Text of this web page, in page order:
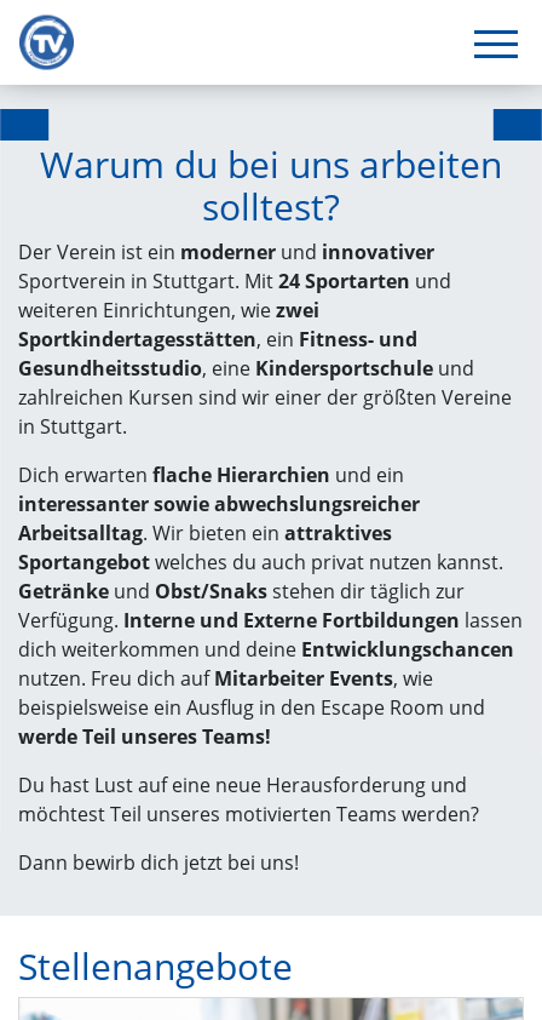
Warum du bei uns arbeiten
solltest?
Der Verein ist ein moderner und innovativer
Sportverein in Stuttgart. Mit24 Sportarten und
weiteren Einrichtungen, wiezwei
Sportkindertagesstätten, ein Fitness- und
Gesundheitsstudio, eine Kindersportschule und
zahlreichen Kursen sind wir einer der größten Vereine
in Stuttgart.
Dich erwarten flache Hierarchien und ein
interessanter sowie abwechslungsreicher
Arbeitsalltag. Wir bieten ein attraktives
Sportangebotwelches du auch privat nutzen kannst.
Getränke und Obst/Snaksstehen dir täglich zur
Verfügung. Interne und Externe Fortbildungen lassen
dich weiterkommen und deine Entwicklungschancen
nutzen. Freu dich aufMitarbeiter Events, wie
beispielsweise ein Ausflug in den Escape Room und
werde Teil unseres Teams!
Du hast Lust auf eine neue Herausforderung und
möchtest Teil unseres motivierten Teams werden?
Dann bewirb dich jetzt bei uns!
Stellenangebote